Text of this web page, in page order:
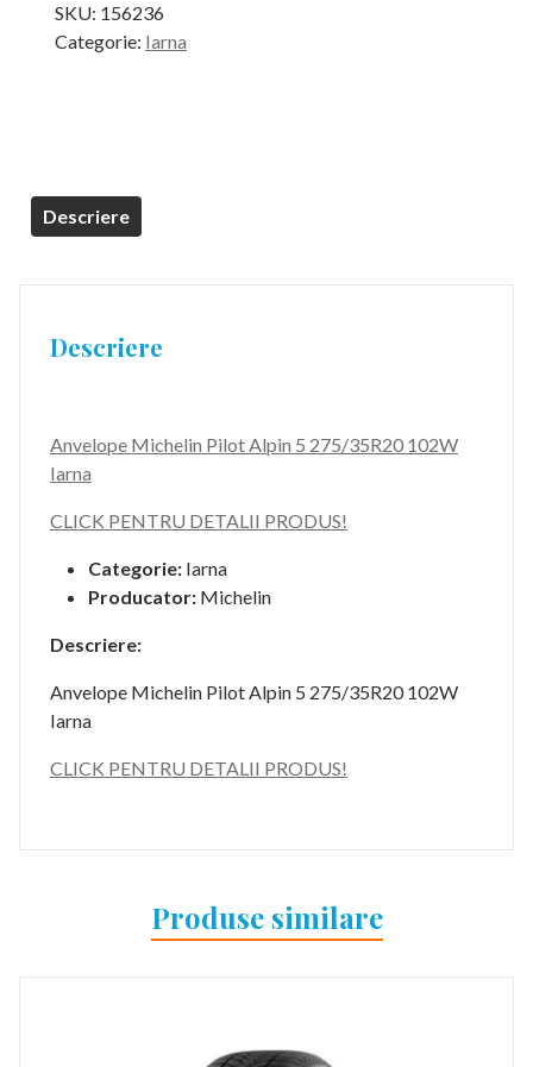
SKU: 156236
Categorie: Iarna
Descriere
Descriere
Anvelope Michelin Pilot Alpin 5 275/35R20 102W
Iarna
CLICK PENTRU DETALII PRODUS!
Categorie: Iarna
Producator: Michelin
Descriere:
Anvelope Michelin Pilot Alpin 5 275/35R20 102W
Iarna
CLICK PENTRU DETALII PRODUS!
Produse similare